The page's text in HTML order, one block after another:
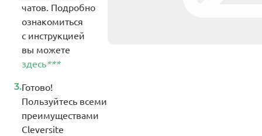
чатов. Подробно
ознакомиться
с инструкцией
вы можете
здесь***
3.Готово!
Пользуйтесь всеми
преимуществами
Cleversite